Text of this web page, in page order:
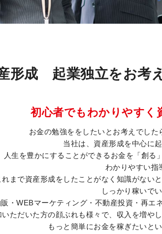
形成 起業独立をお考
初心者でもわかりやす
お金の勉強ををしたいとお考えでした
当社は、資産形成を中心に
人生を豊かにすることができるお金を「創る
わかりやすい指
れまで資産形成をしたことがなく知識がない
しっかり稼いで
・WEBマーケティング・不動産投資・再エ
ただいた方の顔ぶれも様々で、収入を増や
もっと簡単にお金を稼ぎたいと